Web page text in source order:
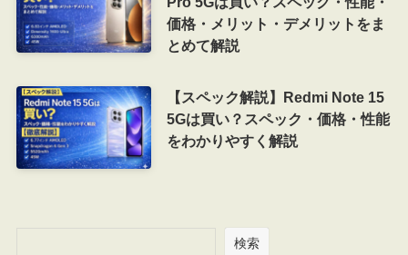
価格・メリット・デメリットをま
とめて解説
【スペック解説】Redmi Note 15
5Gは買い？スペック・価格・性能
をわかりやすく解説
検索